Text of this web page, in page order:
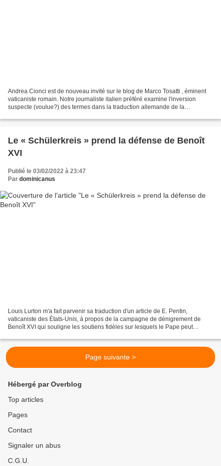
Andrea Cionci est de nouveau invité sur le blog de Marco Tosatti , éminent
vaticaniste romain. Notre journaliste italien préféré examine l'inversion
suspecte (voulue?) des termes dans la traduction allemande de la
Le « Schülerkreis » prend la défense de Benoît
XVI
Publié le 03/02/2022 à 23:47
Par dominicanus
Louis Lurton m'a fait parvenir sa traduction d'un article de E. Pentin,
vaticaniste des États-Unis, à propos de la campagne de dénigrement de
Benoît XVI qui souligne les soutiens fidèles sur lesquels le Pape peut
Page suivante >
Hébergé par Overblog
Top articles
Pages
Contact
Signaler un abus
C.G.U.